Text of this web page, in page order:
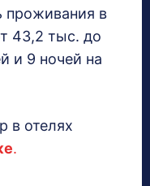
проживания в
43,2 тыс. до
и 9 ночей на
в отелях
.